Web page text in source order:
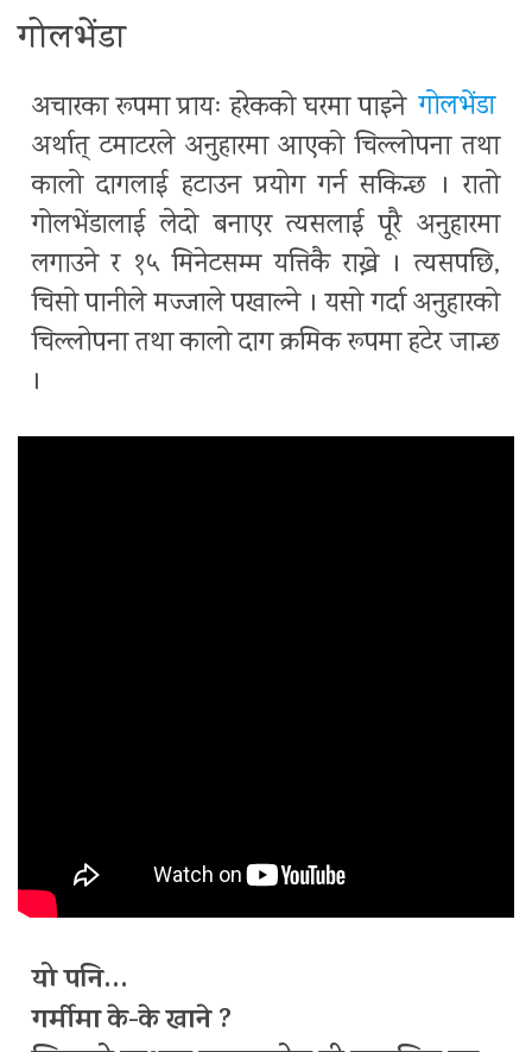
गोलभेंडा
अचारका रूपमा प्रायः हरेकको घरमा पाइने गोलभेंडा
अर्थात् टमाटरले अनुहारमा आएको चिल्लोपना तथा
कालो दागलाई हटाउन प्रयोग गर्न सकिन्छ । रातो
गोलभेंडालाई लेदो बनाएर त्यसलाई पूरै अनुहारमा
लगाउने र १५ मिनेटसम्म यत्तिकै राख्ने । त्यसपछि,
चिसो पानीले मज्जाले पखाल्ने । यसो गर्दा अनुहारको
चिल्लोपना तथा कालो दाग क्रमिक रूपमा हटेर जान्छ
।
यो पनि…
गर्मीमा के-के खाने ?